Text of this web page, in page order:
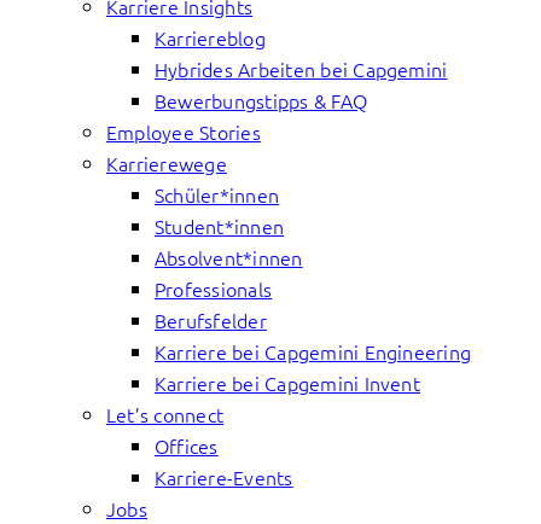
Karriere Insights
Karriereblog
Hybrides Arbeiten bei Capgemini
Bewerbungstipps & FAQ
Employee Stories
Karrierewege
Schüler*innen
Student*innen
Absolvent*innen
Professionals
Berufsfelder
Karriere bei Capgemini Engineering
Karriere bei Capgemini Invent
Let’s connect
Offices
Karriere-Events
Jobs